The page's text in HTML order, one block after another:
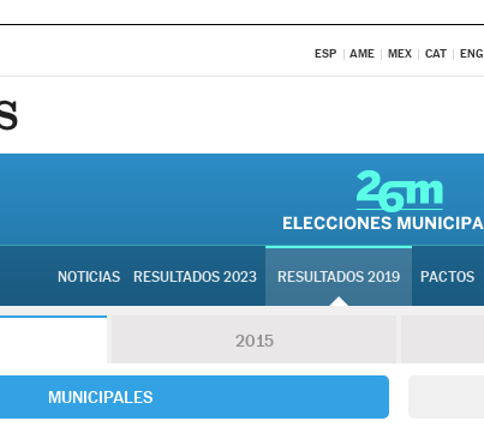
ESP AME MEX CAT ENG
NOTICIAS RESULTADOS 2023 RESULTADOS 2019 PACTOS
2015
MUNICIPALES